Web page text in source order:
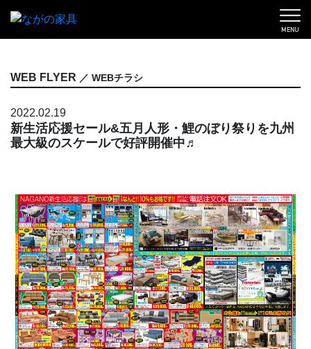
MENU
WEB FLYER ／ WEBチラシ
2022.02.19
新生活応援セール&五月人形・鯉のぼり祭りを九州
最大級のスケールで好評開催中♬